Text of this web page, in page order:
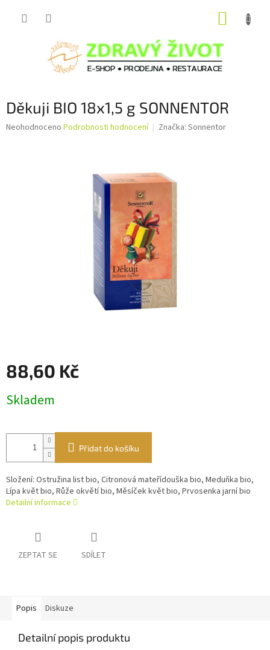
Děkuji BIO 18x1,5 g SONNENTOR
Průměrné
Neohodnoceno Podrobnosti hodnocení Značka: Sonnentor
88,60 Kč
cena:
Skladem
Přidat do košíku
Složení: Ostružina list bio, Citronová mateřídouška bio, Meduňka bio,
Lípa květ bio, Růže okvětí bio, Měsíček květ bio, Prvosenka jarní bio
Detailní informace
ZEPTAT SE SDÍLET
Popis Diskuze
Detailní popis produktu